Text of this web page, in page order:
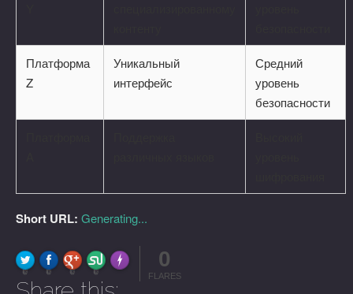
Платформа
Z
Уникальный
интерфейс
Средний
уровень
безопасности
Short URL: Generating...
0 0 0 0
Made with FLARE
0
FLARES